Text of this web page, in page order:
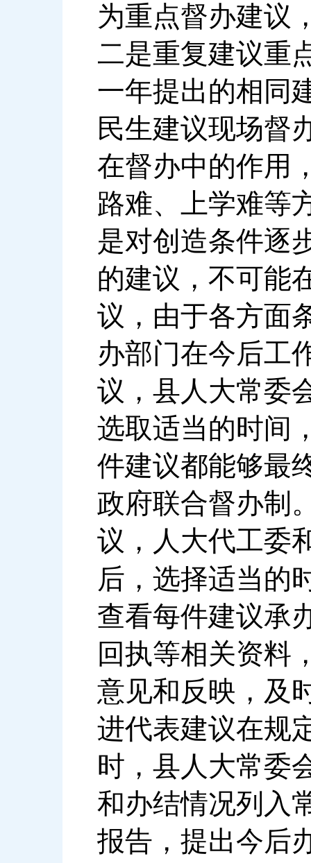
为重点督办建议
二是重复建议重
一年提出的相同
民生建议现场督
在督办中的作用
路难、上学难等
是对创造条件逐
的建议，不可能
议，由于各方面
办部门在今后工
议，县人大常委
选取适当的时间
件建议都能够最
政府联合督办制
议，人大代工委
后，选择适当的
查看每件建议承
回执等相关资料
意见和反映，及
进代表建议在规
时，县人大常委
和办结情况列入
报告，提出今后